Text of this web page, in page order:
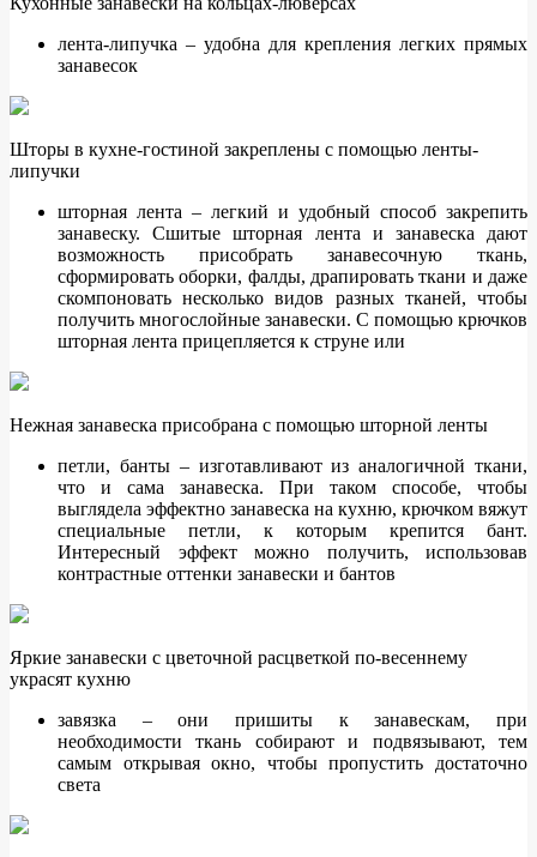
лента-липучка – удобна для крепления легких прямых
занавесок
Шторы в кухне-гостиной закреплены с помощью ленты-
липучки
шторная лента – легкий и удобный способ закрепить
занавеску. Сшитые шторная лента и занавеска дают
возможность присобрать занавесочную ткань,
сформировать оборки, фалды, драпировать ткани и даже
скомпоновать несколько видов разных тканей, чтобы
получить многослойные занавески. С помощью крючков
шторная лента прицепляется к струне или
Нежная занавеска присобрана с помощью шторной ленты
петли, банты – изготавливают из аналогичной ткани,
что и сама занавеска. При таком способе, чтобы
выглядела эффектно занавеска на кухню, крючком вяжут
специальные петли, к которым крепится бант.
Интересный эффект можно получить, использовав
контрастные оттенки занавески и бантов
Яркие занавески с цветочной расцветкой по-весеннему
украсят кухню
завязка – они пришиты к занавескам, при
необходимости ткань собирают и подвязывают, тем
самым открывая окно, чтобы пропустить достаточно
света